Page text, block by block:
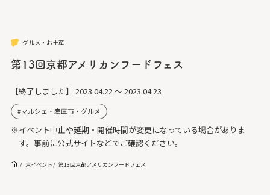
グルメ・お土産
第13回京都アメリカンフードフェス
【終了しました】 2023.04.22 ～ 2023.04.23
マルシェ・産直市・グルメ
※イベント中止や延期・開催時間が変更になっている場合がありま
す。事前に公式サイトなどでご確認ください。
京イベント 第13回京都アメリカンフードフェス